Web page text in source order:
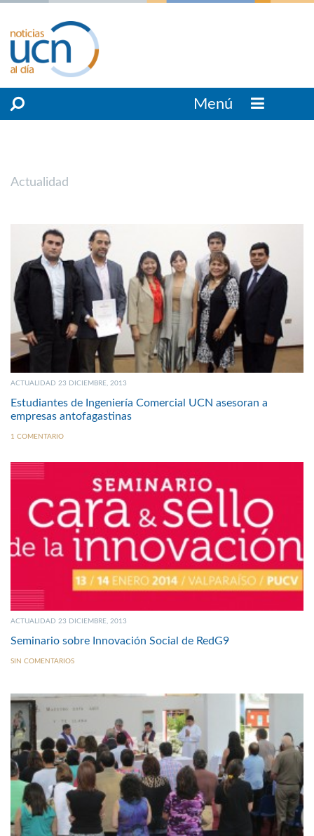
Menú
Actualidad
ACTUALIDAD 23 DICIEMBRE, 2013
Estudiantes de Ingeniería Comercial UCN asesoran a
empresas antofagastinas
1 COMENTARIO
ACTUALIDAD 23 DICIEMBRE, 2013
Seminario sobre Innovación Social de RedG9
SIN COMENTARIOS